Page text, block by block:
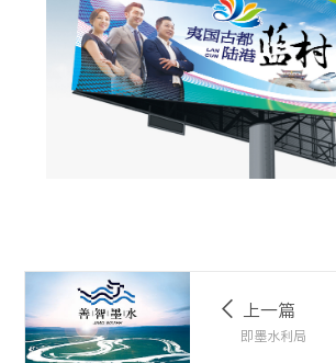
上一篇
即墨水利局